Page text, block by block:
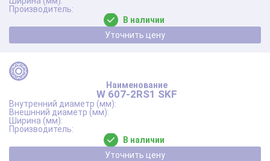
В наличии
Уточнить цену
W 607-2RS1 SKF
В наличии
Уточнить цену